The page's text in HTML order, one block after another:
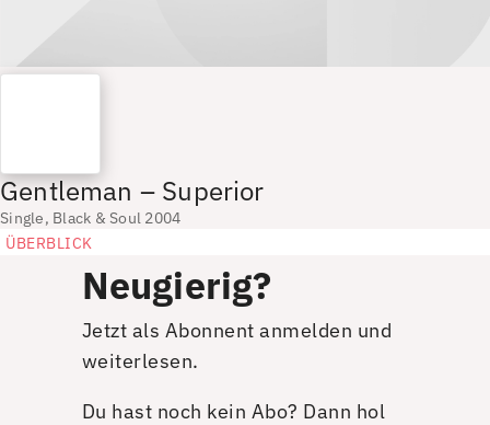
Gentleman – Superior
Single, Black & Soul 2004
ÜBERBLICK
Neugierig?
Jetzt als Abonnent anmelden und
weiterlesen.
Du hast noch kein Abo? Dann hol